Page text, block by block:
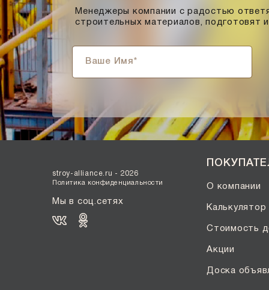
Менеджеры компании с радостью
строительных материалов, подготовят
stroy-alliance.ru - 2026
Политика конфиденциальности
Мы в соц.сетях
О компании
Калькулятор
Стоимость
Акции
Доска